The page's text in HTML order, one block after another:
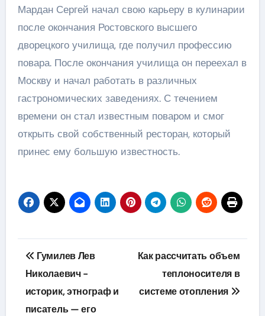
Мардан Сергей начал свою карьеру в кулинарии
после окончания Ростовского высшего
дворецкого училища, где получил профессию
повара. После окончания училища он переехал в
Москву и начал работать в различных
гастрономических заведениях. С течением
времени он стал известным поваром и смог
открыть свой собственный ресторан, который
принес ему большую известность.
Навигация
по
записям
Гумилев Лев
Николаевич −
историк, этнограф и
писатель — его
Как рассчитать объем
теплоносителя в
системе отопления